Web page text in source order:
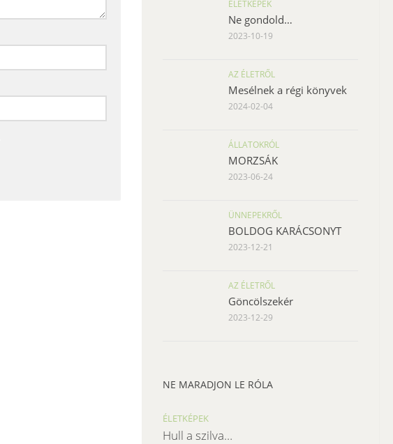
ÉLETKÉPEK
Ne gondold…
2023-10-19
AZ ÉLETRŐL
Mesélnek a régi könyvek
2024-02-04
ÁLLATOKRÓL
MORZSÁK
2023-06-24
ÜNNEPEKRŐL
BOLDOG KARÁCSONYT
2023-12-21
AZ ÉLETRŐL
Göncölszekér
2023-12-29
NE MARADJON LE RÓLA
ÉLETKÉPEK
Hull a szilva…